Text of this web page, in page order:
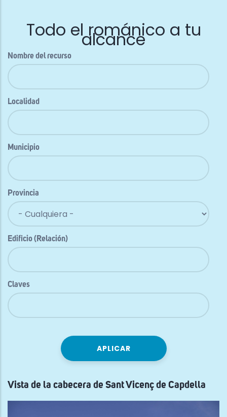
Todo el románico a tu
alcance
Nombre del recurso
Localidad
Municipio
Provincia
Edificio (Relación)
Claves
Vista de la cabecera de Sant Vicenç de Capdella